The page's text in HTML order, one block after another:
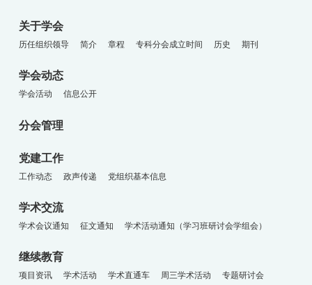
关于学会
历任组织领导 简介 章程 专科分会成立时间 历史 期刊
学会动态
学会活动 信息公开
分会管理
党建工作
工作动态 政声传递 党组织基本信息
学术交流
学术会议通知 征文通知 学术活动通知（学习班研讨会学组会）
继续教育
项目资讯 学术活动 学术直通车 周三学术活动
专题研讨会